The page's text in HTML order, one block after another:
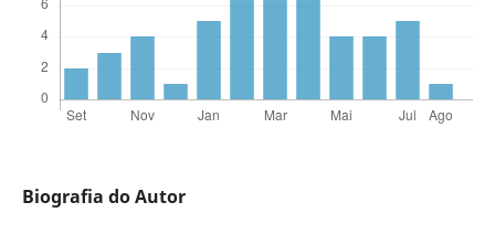
Biografia do Autor